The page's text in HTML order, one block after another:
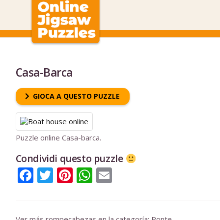
Casa-Barca
GIOCA A QUESTO PUZZLE
Puzzle online Casa-barca.
Condividi questo puzzle
Facebook
Twitter
Pinterest
WhatsApp
Email